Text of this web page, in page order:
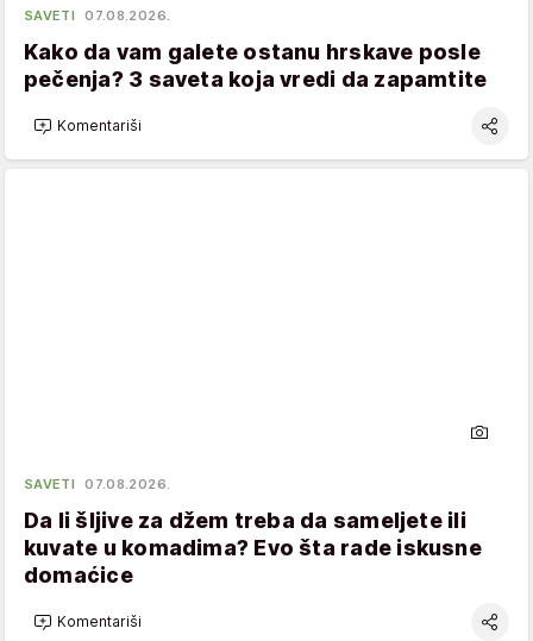
SAVETI 07.08.2026.
Kako da vam galete ostanu hrskave posle
pečenja? 3 saveta koja vredi da zapamtite
Komentariši
SAVETI 07.08.2026.
Da li šljive za džem treba da sameljete ili
kuvate u komadima? Evo šta rade iskusne
domaćice
Komentariši